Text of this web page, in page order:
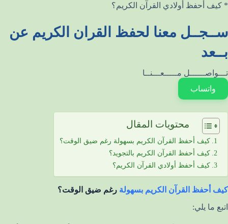
* كيف أحفظ أولادي القرآن الكريم؟
ســجــل معنا لحفظ القران الكريم عن
بــعد
تـــواصــــــل مـــــعـــنــا
واتساب
محتويات المقال
كيف أحفظ القرآن الكريم بسهولة رغم ضيق الوقت؟
كيف أحفظ القرآن الكريم بالتجويد؟
كيف أحفظ أولادي القرآن الكريم؟
كيف أحفظ القرآن الكريم بسهولة رغم ضيق الوقت؟
اتبع ما يلي: